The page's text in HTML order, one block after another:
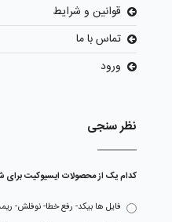
قوانین و شرایط
تماس با ما
ورود
نظر سنجی
کدام یک از محصولات ایسیوکیت برای
فایل ها بیکد- رفع خطا- نوفلش-